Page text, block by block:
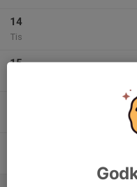
14
Tis
15
Torsdag 18:00